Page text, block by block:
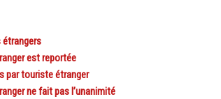
étrangers
est reportée
par touriste étranger
ne fait pas l’unanimité